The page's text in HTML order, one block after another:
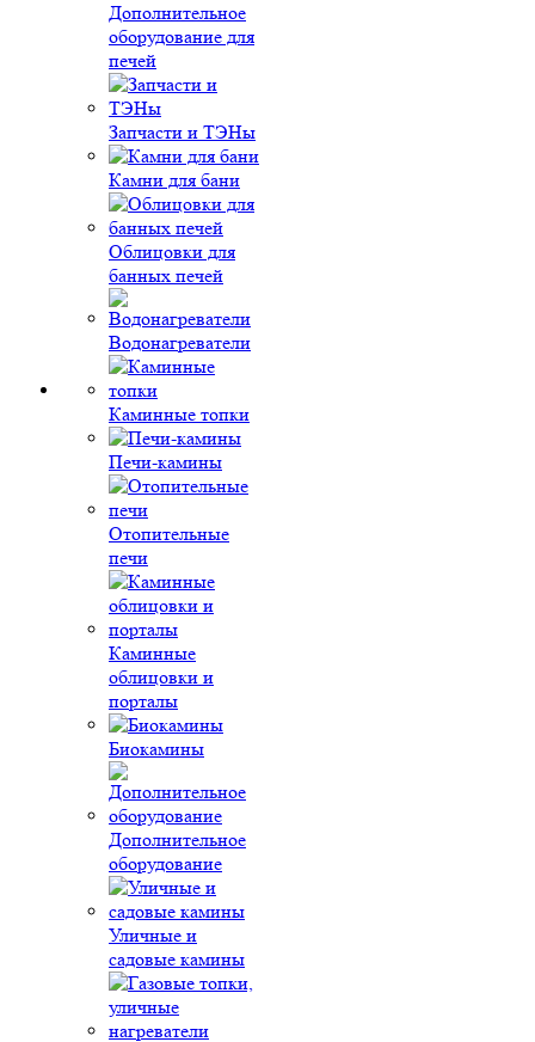
Дополнительное
оборудование для
печей
Запчасти и ТЭНы
Камни для бани
Облицовки для
банных печей
Водонагреватели
Каминные топки
Печи-камины
Отопительные
печи
Каминные
облицовки и
порталы
Биокамины
Дополнительное
оборудование
Уличные и
садовые камины